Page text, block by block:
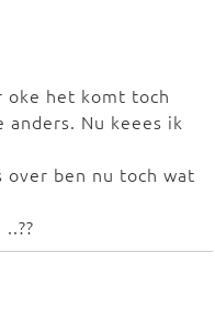
oke het komt toch
Nu keees ik
ben nu toch wat